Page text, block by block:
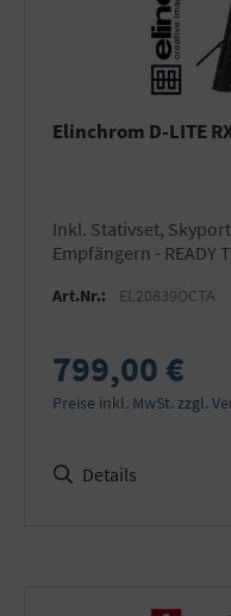
Elinchrom D-LITE
inkl. Stativset, Skyport PLUS Sender und integrierten
Empfängern - READY
Art.Nr.: EL20839OCTA
799,00 €
Preise inkl. MwSt. zzgl.
Details